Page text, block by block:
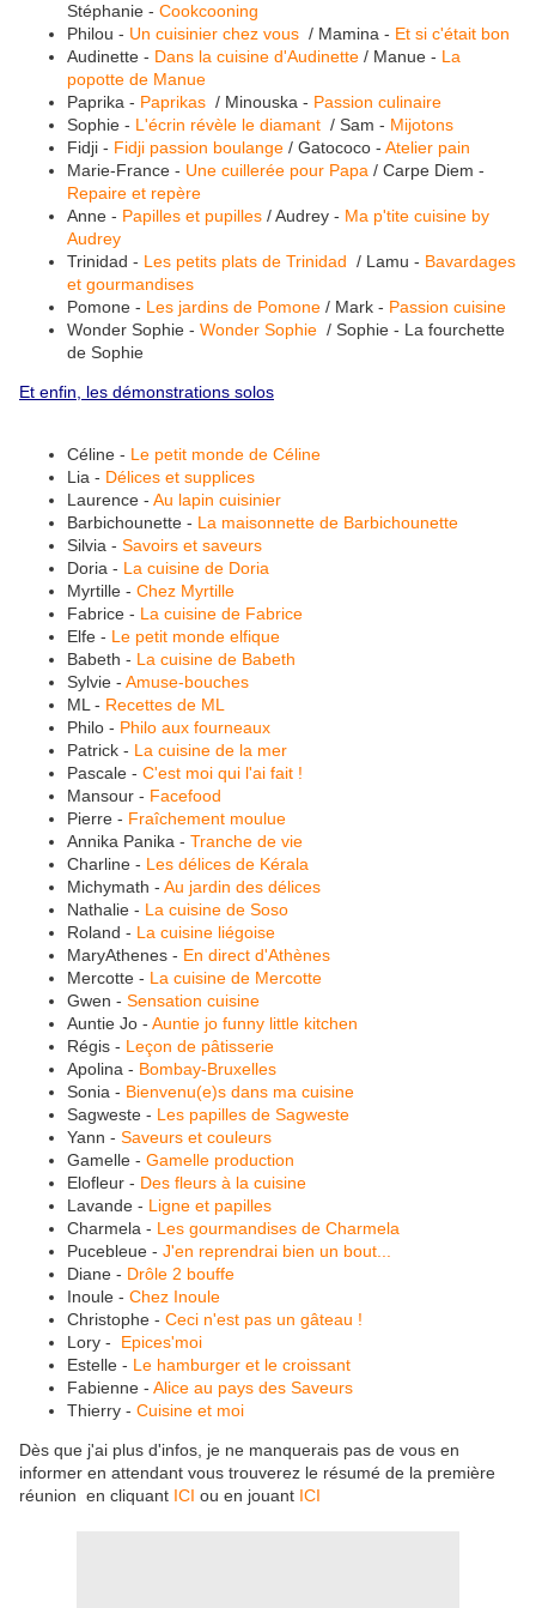
Stéphanie - Cookcooning
Philou - Un cuisinier chez vous / Mamina - Et si c'était bon
Audinette - Dans la cuisine d'Audinette / Manue - La
popotte de Manue
Paprika - Paprikas / Minouska - Passion culinaire
Sophie - L'écrin révèle le diamant / Sam - Mijotons
Fidji - Fidji passion boulange / Gatococo - Atelier pain
Marie-France - Une cuillerée pour Papa / Carpe Diem -
Repaire et repère
Anne - Papilles et pupilles / Audrey - Ma p'tite cuisine by
Audrey
Trinidad - Les petits plats de Trinidad / Lamu - Bavardages
et gourmandises
Pomone - Les jardins de Pomone / Mark - Passion cuisine
Wonder Sophie - Wonder Sophie / Sophie - La fourchette
de Sophie
Et enfin, les démonstrations solos
Céline - Le petit monde de Céline
Lia - Délices et supplices
Laurence - Au lapin cuisinier
Barbichounette - La maisonnette de Barbichounette
Silvia - Savoirs et saveurs
Doria - La cuisine de Doria
Myrtille - Chez Myrtille
Fabrice - La cuisine de Fabrice
Elfe - Le petit monde elfique
Babeth - La cuisine de Babeth
Sylvie - Amuse-bouches
ML - Recettes de ML
Philo - Philo aux fourneaux
Patrick - La cuisine de la mer
Pascale - C'est moi qui l'ai fait !
Mansour - Facefood
Pierre - Fraîchement moulue
Annika Panika - Tranche de vie
Charline - Les délices de Kérala
Michymath - Au jardin des délices
Nathalie - La cuisine de Soso
Roland - La cuisine liégoise
MaryAthenes - En direct d'Athènes
Mercotte - La cuisine de Mercotte
Gwen - Sensation cuisine
Auntie Jo - Auntie jo funny little kitchen
Régis - Leçon de pâtisserie
Apolina - Bombay-Bruxelles
Sonia - Bienvenu(e)s dans ma cuisine
Sagweste - Les papilles de Sagweste
Yann - Saveurs et couleurs
Gamelle - Gamelle production
Elofleur - Des fleurs à la cuisine
Lavande - Ligne et papilles
Charmela - Les gourmandises de Charmela
Pucebleue - J'en reprendrai bien un bout...
Diane - Drôle 2 bouffe
Inoule - Chez Inoule
Christophe - Ceci n'est pas un gâteau !
Lory - Epices'moi
Estelle - Le hamburger et le croissant
Fabienne - Alice au pays des Saveurs
Thierry - Cuisine et moi
Dès que j'ai plus d'infos, je ne manquerais pas de vous en
informer en attendant vous trouverez le résumé de la première
réunion en cliquant ICI ou en jouant ICI